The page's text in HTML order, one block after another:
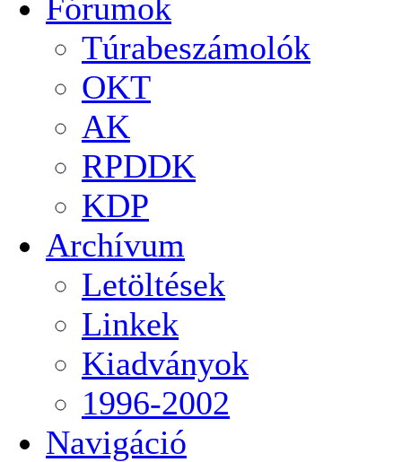
Fórumok
Túrabeszámolók
OKT
AK
RPDDK
KDP
Archívum
Letöltések
Linkek
Kiadványok
1996-2002
Navigáció